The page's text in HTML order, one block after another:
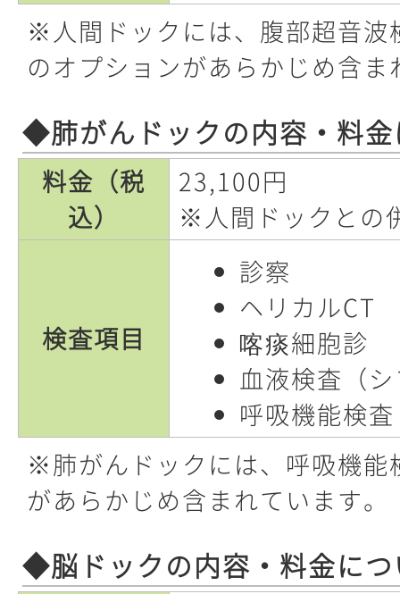
※人間ドックには、腹部超音波
のオプションがあらかじめ含
◆肺がんドックの内容・料
料金（税
込）
23,100円
※人間ドックとの
検査項目
診察
ヘリカルCT
喀痰細胞診
血液検査（
呼吸機能検査
※肺がんドックには、呼吸機能
があらかじめ含まれています。
◆脳ドックの内容・料金に